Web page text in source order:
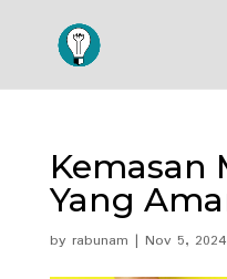
Kemasan
Yang
by rabunam | Nov 5, 2024